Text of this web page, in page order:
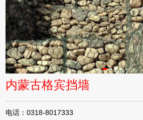
内蒙古格宾挡墙
电话：0318-8017333